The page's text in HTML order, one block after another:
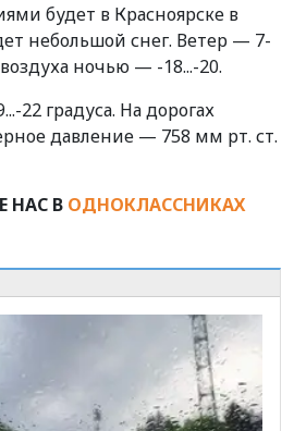
будет в Красноярске в
небольшой снег. Ветер — 7-
ночью — -18...-20.
22 градуса. На дорогах
давление — 758 мм рт. ст.
НАС В ОДНОКЛАССНИКАХ